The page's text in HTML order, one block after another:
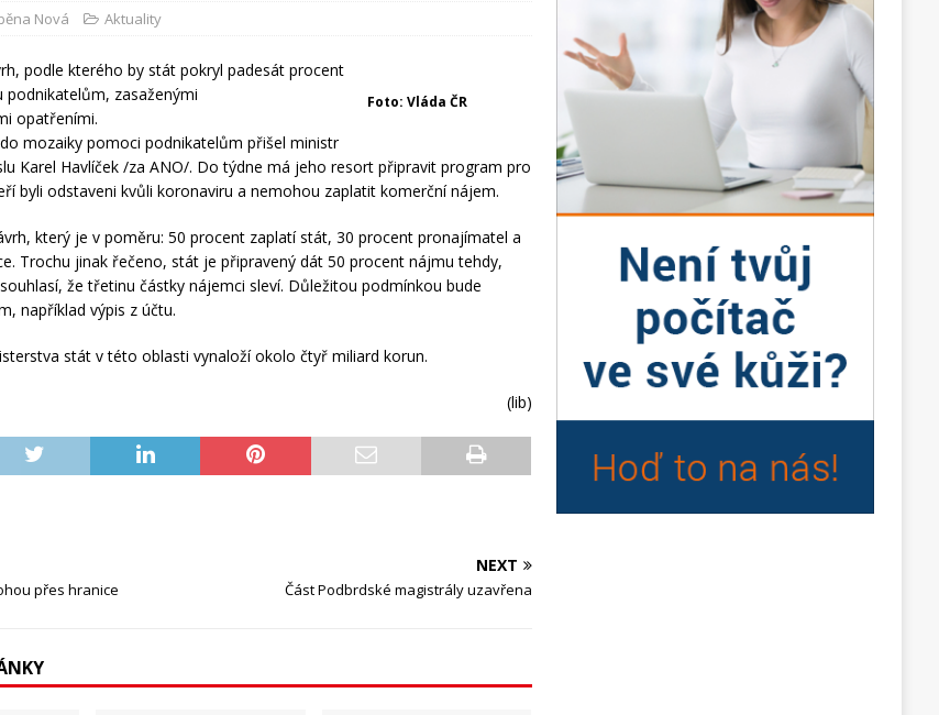
Nová Aktuality
Foto: Vláda ČR
podle kterého by stát pokryl padesát procent
zasaženými
opatřeními.
mozaiky pomoci podnikatelům přišel ministr
Karel Havlíček /za ANO/. Do týdne má jeho resort připravit program pro
byli odstaveni kvůli koronaviru a nemohou zaplatit komerční nájem.
který je v poměru: 50 procent zaplatí stát, 30 procent pronajímatel a
Trochu jinak řečeno, stát je připravený dát 50 procent nájmu tehdy,
že třetinu částky nájemci sleví. Důležitou podmínkou bude
například výpis z účtu.
stát v této oblasti vynaloží okolo čtyř miliard korun.
(lib)
přes hranice
NEXT
Část Podbrdské magistrály uzavřena